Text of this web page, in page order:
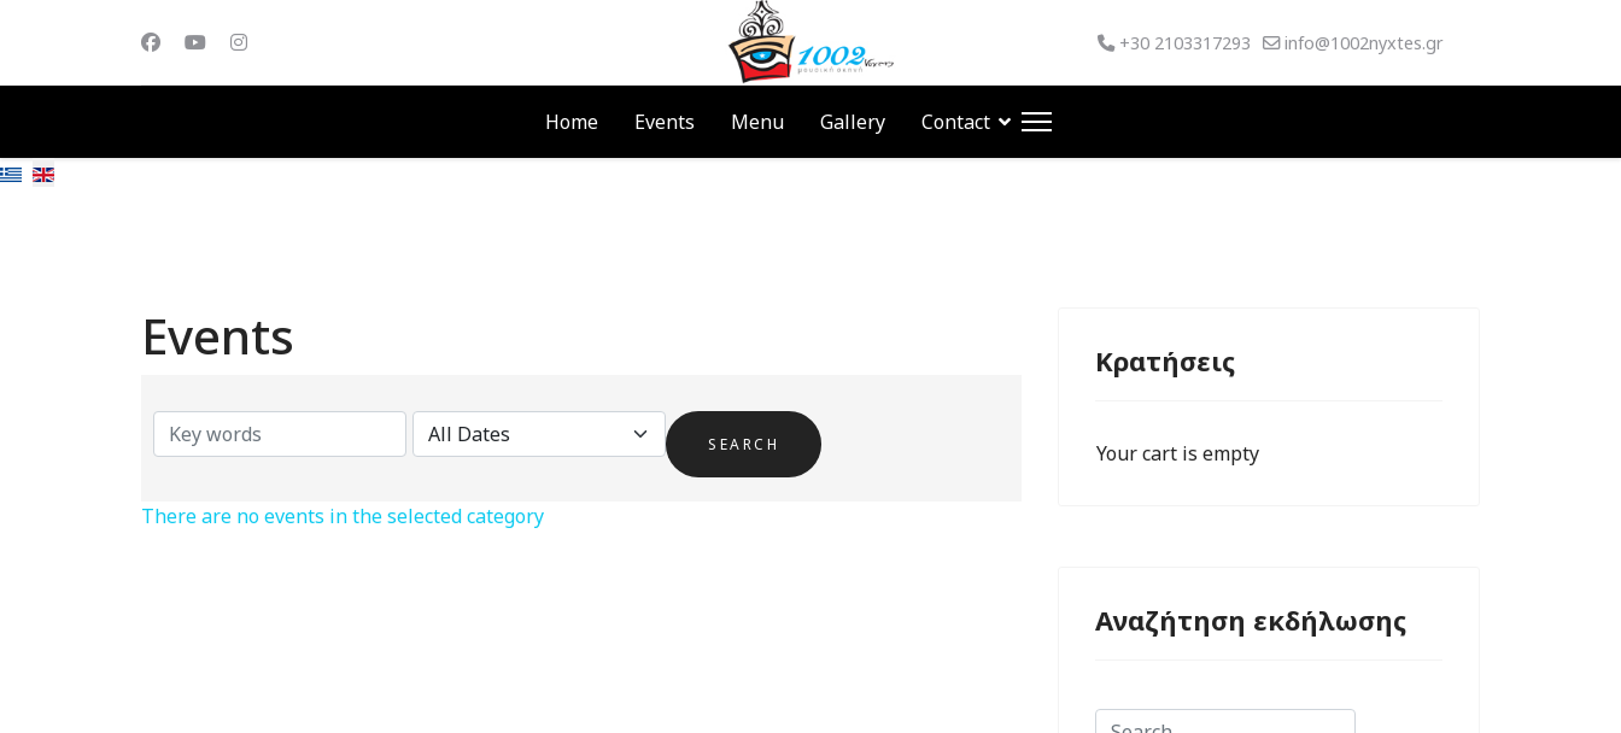
+30 2103317293 info@1002nyxtes.gr
Home Events Menu Gallery Contact
Events
There are no events in the selected category
Κρατήσεις
Your cart is empty
Αναζήτηση εκδήλωσης